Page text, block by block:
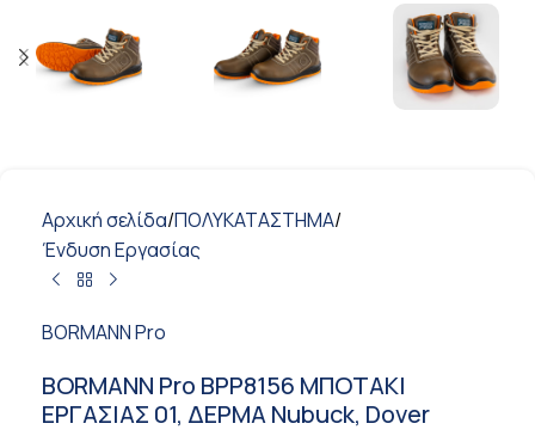
Αρχική σελίδα/ΠΟΛΥΚΑΤΑΣΤΗΜΑ/
Ένδυση Εργασίας
BORMANN Pro
BORMANN Pro BPP8156 ΜΠΟΤΑΚΙ
ΕΡΓΑΣΙΑΣ 01, ΔΕΡΜΑ Nubuck, Dover